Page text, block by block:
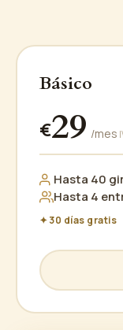
Básico
€29 /mes
Hasta 40
Hasta 4
✦ 30 días gratis